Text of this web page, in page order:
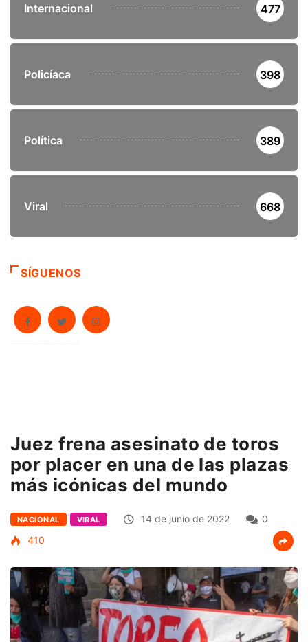
Internacional 477
Policíaca 398
Política 389
Viral 668
SÍGUENOS
Juez frena asesinato de toros
por placer en una de las plazas
más icónicas del mundo
NACIONAL VIRAL 14 de junio de 2022
0
410